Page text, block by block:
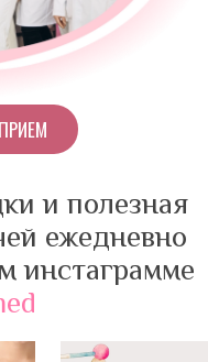
и полезная
ежедневно
инстаграмме